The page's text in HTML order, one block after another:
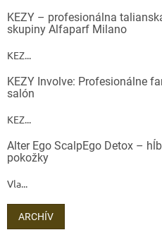
KEZY – profesionálna
skupiny Alfaparf Milano
KEZ...
KEZY Involve: Profesionálne
salón
KEZ...
Alter Ego ScalpEgo Detox –
pokožky
Vla...
ARCHÍV